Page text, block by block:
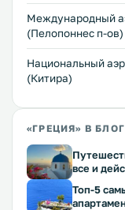
Международный
(Пелопоннес п-ов)
Национальный
(Китира)
«ГРЕЦИЯ» В
все и
Топ-5